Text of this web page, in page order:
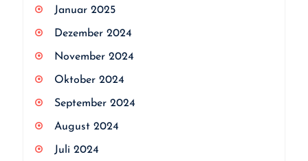
Januar 2025
Dezember 2024
November 2024
Oktober 2024
September 2024
August 2024
Juli 2024